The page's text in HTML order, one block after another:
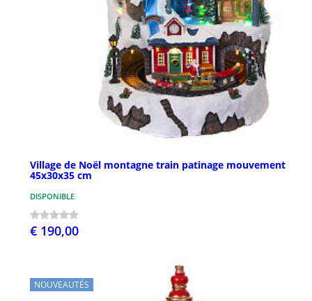
Village de Noël montagne train patinage mouvement
45x30x35 cm
DISPONIBLE
€ 190,00
NOUVEAUTÉS